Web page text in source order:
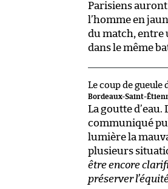
Parisiens
l’homme en
du match, entre
dans le même
Le coup de gueule
Bordeaux-Saint-
La goutte d’eau.
communiqué
lumière la
plusieurs
être encore
préserver